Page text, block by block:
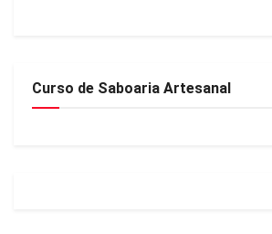
Curso de Saboaria Artesanal